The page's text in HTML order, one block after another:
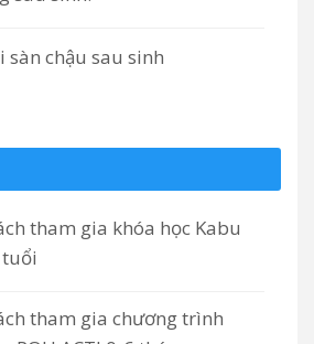
sàn chậu sau sinh
tham gia khóa học Kabu
tham gia chương trình